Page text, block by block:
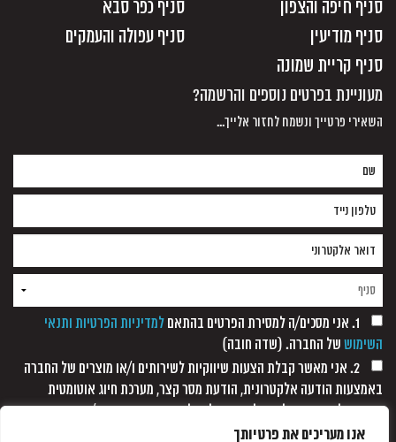
אנו מעריכים את פרטיותך
סניף חיפה והצפון
סניף כפר סבא
סניף מודיעין
סניף עפולה והעמקים
סניף קריית שמונה
מעוניינת בפרטים נוספים והרשמה?
השאירי פרטייך ונשמח לחזור אלייך...
1. אני מסכים/ה למסירת הפרטים בהתאם
למדיניות הפרטיות ותנאי
השימוש של החברה. (שדה חובה)
2. אני מאשר קבלת הצעות שיווקיות לשירותים ו/או מוצרים של החברה
באמצעות הודעה אלקטרונית, הודעת מסר קצר, מערכת חיוג אוטומטית
ופקסימיליה, וזאת כל עוד לא נתקבלה כל הודעה אחרת ממני/